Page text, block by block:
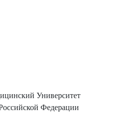
Университет
Федерации